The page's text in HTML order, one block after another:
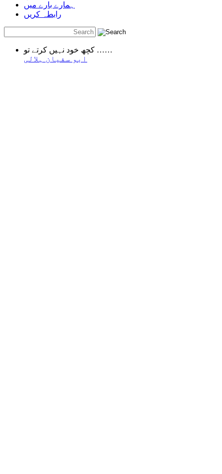
ہمارے بارے میں
رابطہ کریں
کچھ خود نہیں کرتے تو ……
ابو سفیان ہلالی